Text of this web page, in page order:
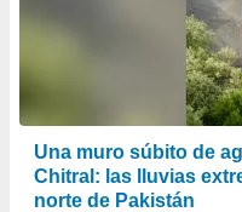
Una muro súbito de
Chitral: las lluvias
norte de Pakistán